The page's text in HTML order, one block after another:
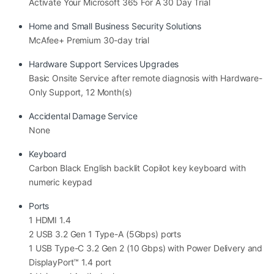
Dù có màn hình lớn, thiết kế tổng thể của máy vẫn khá
gọn gàng, giúp người dùng dễ dàng mang theo khi đi
học, đi làm hay công tác.
Activate Your Microsoft 365 For A 30 Day Trial
Home and Small Business Security Solutions
McAfee+ Premium 30-day trial
Hardware Support Services Upgrades
Basic Onsite Service after remote diagnosis with Hardware-
Only Support, 12 Month(s)
Accidental Damage Service
None
Keyboard
Carbon Black English backlit Copilot key keyboard with
numeric keypad
Ports
1 HDMI 1.4
2 USB 3.2 Gen 1 Type-A (5Gbps) ports
1 USB Type-C 3.2 Gen 2 (10 Gbps) with Power Delivery and
DisplayPort™ 1.4 port